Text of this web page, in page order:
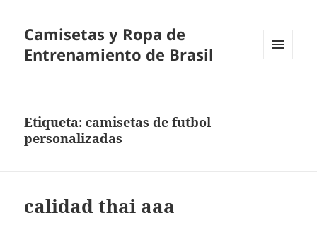
Camisetas y Ropa de
Entrenamiento de Brasil
Etiqueta:camisetas de futbol
personalizadas
calidad thai aaa